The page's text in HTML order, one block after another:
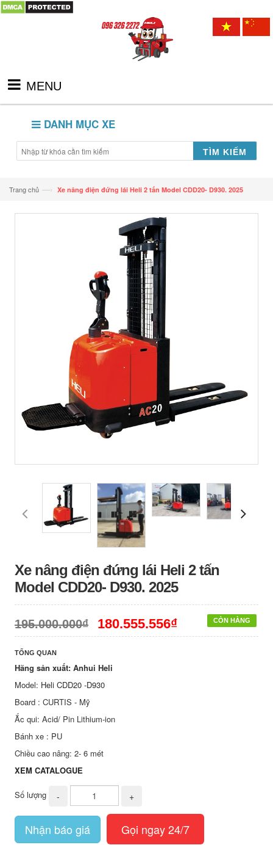
MENU
DANH MỤC XE
TÌM KIẾM
Trang chủ —› Xe nâng điện đứng lái Heli 2 tấn Model CDD20- D930. 2025
Xe nâng điện đứng lái Heli 2 tấn
Model CDD20- D930. 2025
CÒN HÀNG
195.000.000₫ 180.555.556₫
TỔNG QUAN
Hãng sản xuất: Anhui Heli
Model: Heli CDD20 -D930
Board : CURTIS - Mỹ
Ắc qui: Acid/ Pin Lithium-ion
Bánh xe : PU
Chiều cao nâng: 2- 6 mét
XEM CATALOGUE
Số lượng - +
Nhận báo giá Gọi ngay 24/7